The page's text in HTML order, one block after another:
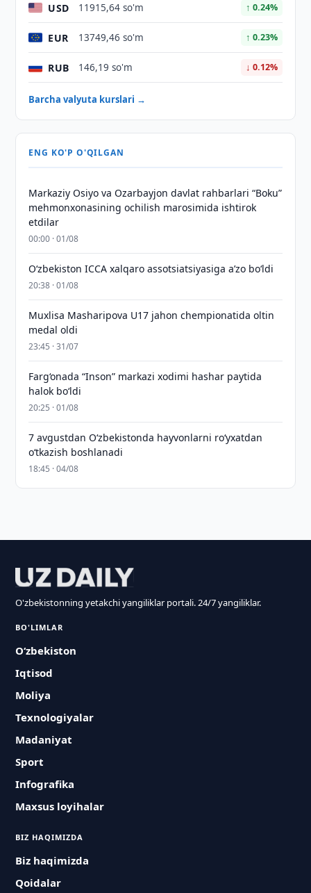
USD 11915,64 so'm ↑ 0.24%
EUR 13749,46 so'm ↑ 0.23%
RUB 146,19 so'm ↓ 0.12%
Barcha valyuta kurslari →
ENG KO'P O'QILGAN
Markaziy Osiyo va Ozarbayjon davlat rahbarlari “Boku”
mehmonxonasining ochilish marosimida ishtirok
etdilar
00:00 · 01/08
O‘zbekiston ICCA xalqaro assotsiatsiyasiga aʼzo bo‘ldi
20:38 · 01/08
Muxlisa Masharipova U17 jahon chempionatida oltin
medal oldi
23:45 · 31/07
Farg‘onada “Inson” markazi xodimi hashar paytida
halok bo‘ldi
20:25 · 01/08
7 avgustdan O‘zbekistonda hayvonlarni ro‘yxatdan
o‘tkazish boshlanadi
18:45 · 04/08
O'zbekistonning yetakchi yangiliklar portali. 24/7 yangiliklar.
BO'LIMLAR
O‘zbekiston
Iqtisod
Moliya
Texnologiyalar
Madaniyat
Sport
Infografika
Maxsus loyihalar
BIZ HAQIMIZDA
Biz haqimizda
Qoidalar